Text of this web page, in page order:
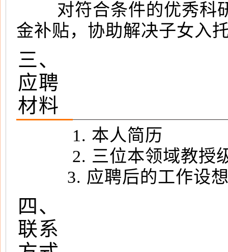
对符合条件的优秀科研
金补贴，协助解决子女入
三、
应聘
材料
1. 本人简历
2. 三位本领域教授级
3. 应聘后的工作设
四、
联系